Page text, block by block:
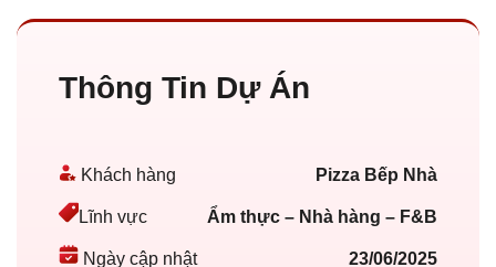
Thông Tin Dự Án
Khách hàng Pizza Bếp Nhà
Lĩnh vực Ẩm thực – Nhà hàng – F&B
Ngày cập nhật 23/06/2025